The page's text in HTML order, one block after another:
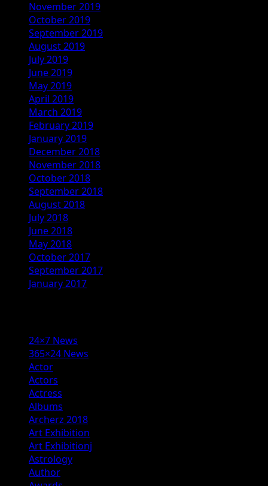
November 2019
October 2019
September 2019
August 2019
July 2019
June 2019
May 2019
April 2019
March 2019
February 2019
January 2019
December 2018
November 2018
October 2018
September 2018
August 2018
July 2018
June 2018
May 2018
October 2017
September 2017
January 2017
24×7 News
365×24 News
Actor
Actors
Actress
Albums
Archerz 2018
Art Exhibition
Art Exhibitionj
Astrology
Author